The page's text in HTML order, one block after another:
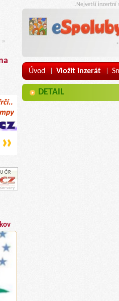
»
..Nejvetší inzertní
Úvod | Vložit inzerát |
DETAIL